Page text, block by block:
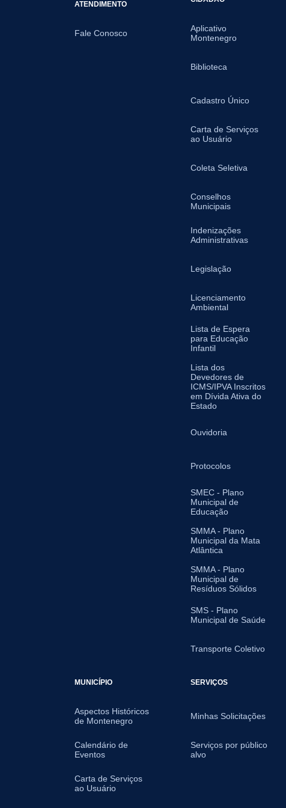
ATENDIMENTO
Fale Conosco
Aplicativo
Montenegro
Biblioteca
Cadastro Único
Carta de Serviços
ao Usuário
Coleta Seletiva
Conselhos
Municipais
Indenizações
Administrativas
Legislação
Licenciamento
Ambiental
Lista de Espera
para Educação
Infantil
Lista dos
Devedores de
ICMS/IPVA Inscritos
em Dívida Ativa do
Estado
Ouvidoria
Protocolos
SMEC - Plano
Municipal de
Educação
SMMA - Plano
Municipal da Mata
Atlântica
SMMA - Plano
Municipal de
Resíduos Sólidos
SMS - Plano
Municipal de Saúde
Transporte Coletivo
MUNICÍPIO
Aspectos Históricos
de Montenegro
Calendário de
Eventos
Carta de Serviços
ao Usuário
SERVIÇOS
Minhas Solicitações
Serviços por público
alvo